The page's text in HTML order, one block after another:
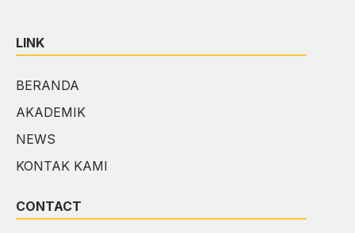
LINK
BERANDA
AKADEMIK
NEWS
KONTAK KAMI
CONTACT